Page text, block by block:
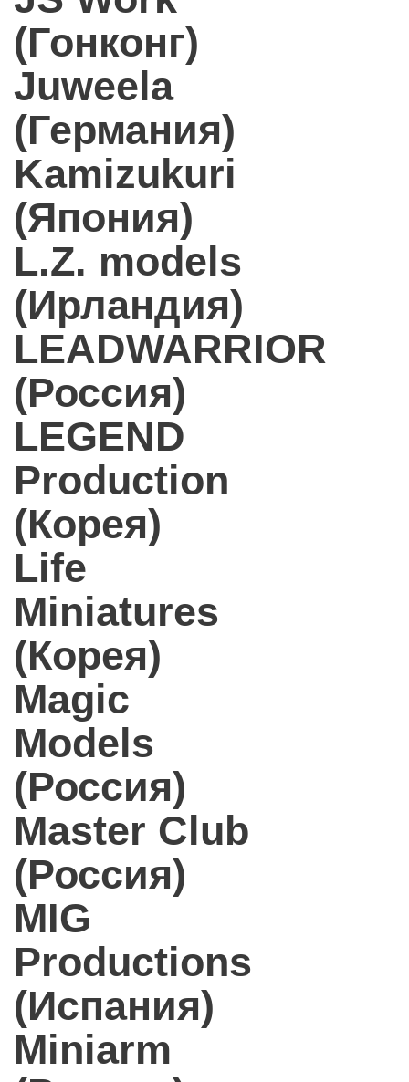
(Гонконг)
Juweela
(Германия)
Kamizukuri
(Япония)
L.Z. models
(Ирландия)
LEADWARRIOR
(Россия)
LEGEND
Production
(Корея)
Life
Miniatures
(Корея)
Magic
Models
(Россия)
Master Club
(Россия)
MIG
Productions
(Испания)
Miniarm